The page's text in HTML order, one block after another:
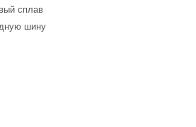
сплав
шину